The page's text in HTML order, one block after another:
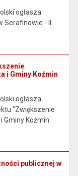
ogłasza
- II
i Gminy Koźmin
ogłasza
"Zwiększenie
Gminy Koźmin
publicznej w